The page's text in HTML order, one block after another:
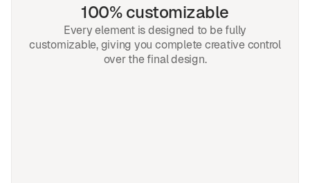
100% customizable
Every element is designed to be fully
customizable, giving you complete creative control
over the final design.